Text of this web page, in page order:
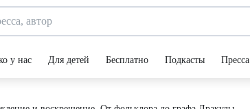
у нас Для детей Бесплатно Подкасты Пресса